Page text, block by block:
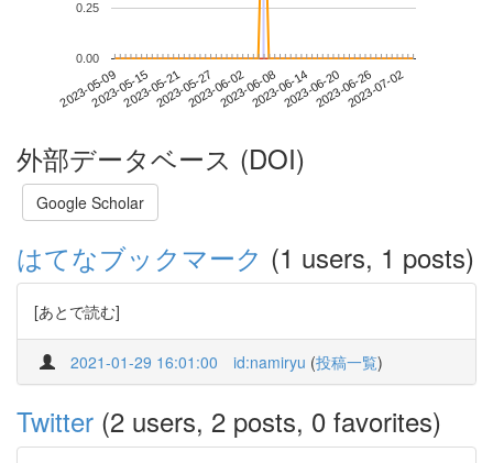
2023-05-092023-05-152023-05-212023-05-272023-06-022023-06-082023-06-142023-06-202023-06-262023-07-02
0.00
0.25
外部データベース (DOI)
Google Scholar
はてなブックマーク (1 users, 1 posts)
[あとで読む]
2021-01-29 16:01:00 id:namiryu (投稿一覧)
Twitter (2 users, 2 posts, 0 favorites)